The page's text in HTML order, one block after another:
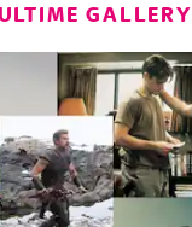
GALLERY